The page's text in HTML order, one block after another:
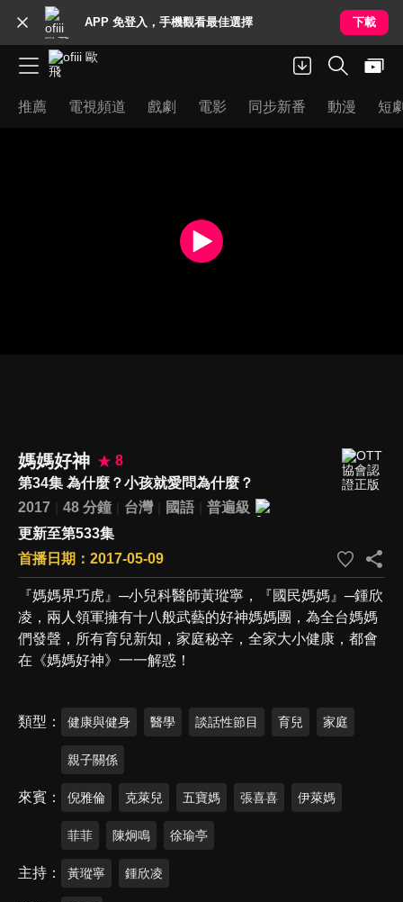
APP 免登入，手機觀看最佳選擇 下載
推薦 電視頻道 戲劇 電影 同步新番 動漫 短
媽媽好神
8
第34集 為什麼？小孩就愛問為什麼？
2017
48 分鐘 台灣 國語
普遍級
更新至第533集
首播日期：2017-05-09
『媽媽界巧虎』─小兒科醫師黃瑽寧，『國民媽媽』─鍾欣
凌，兩人領軍擁有十八般武藝的好神媽媽團，為全台媽媽
們發聲，所有育兒新知，家庭秘辛，全家大小健康，都會
在《媽媽好神》一一解惑！
類型 健康與健身 醫學 談話性節目 育兒 家庭
親子關係
來賓 倪雅倫 克萊兒 五寶媽 張喜喜 伊萊媽
菲菲 陳炯鳴 徐瑜亭
主持 黃瑽寧 鍾欣凌